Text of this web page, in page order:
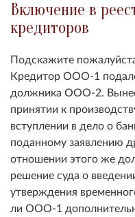
Включение в
кредиторов
Подскажите
Кредитор ООО-1
должника ООО-2.
принятии к
вступлении в дело о
поданному заявлению
отношении этого же
решение суда о
утверждения
ли ООО-1